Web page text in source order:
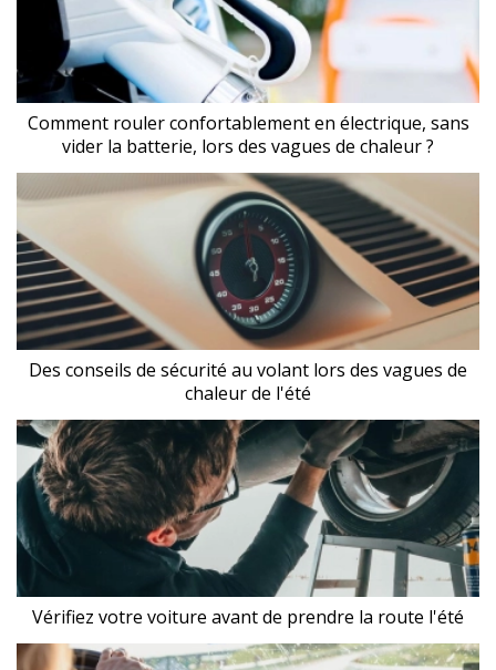
Comment rouler confortablement en électrique, sans
vider la batterie, lors des vagues de chaleur ?
Des conseils de sécurité au volant lors des vagues de
chaleur de l'été
Vérifiez votre voiture avant de prendre la route l'été